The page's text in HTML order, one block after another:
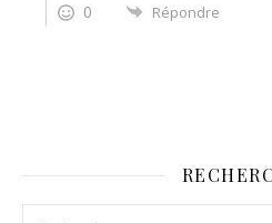
0
Répondre